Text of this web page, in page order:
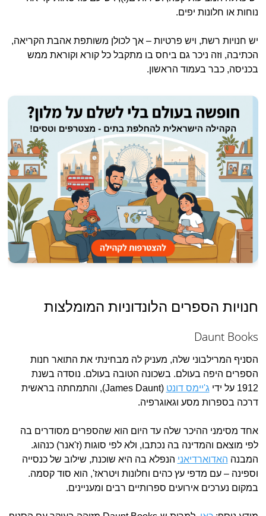
נוחות או חלונות יפים.
יש חנויות רשת, ויש פרטיות – אך לכולן משותפת אהבת הקריאה,
הכתיבה, וזה ניכר גם ביחס בו מתקבל כל קורא וקוראת ממש
בכניסה, כבר בעמוד הראשון.
חנויות הספרים הלונדוניות המומלצות
Daunt Books
הסניף המרילבוני שלה, מעניק לה מבחינתי את התואר חנות
הספרים היפה בעולם. בשכונה הטובה בעולם. נוסדה בשנת
1912 על ידי
ג'יימס דונט
(James Daunt), והתמחתה בראשית
דרכה בספרות מסע וגאוגרפיה.
אחד מסימני ההיכר שלה עד היום הוא שהספרים מסודרים בה
לפי מוצאם והמדינה בה נכתבו, ולא לפי סוגות (ז'אנר) כנהוג.
המבנה האדוארדיאני הנפלא בה היא שוכנת, שילוב של כנסייה
וספינה – עם מדפי עץ כהים וחלונות ויטראז', הוא סוד קסמה.
במקום נערכים אירועים ספרותיים רבים ומעניינים.